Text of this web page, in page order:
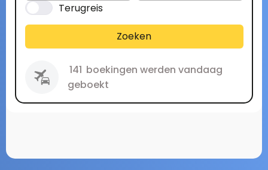
Terugreis
Zoeken
141 boekingen werden vandaag
geboekt